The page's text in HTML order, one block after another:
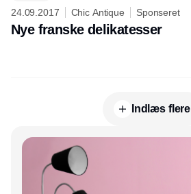
24.09.2017 Chic Antique Sponseret
Nye franske delikatesser
Indlæs flere